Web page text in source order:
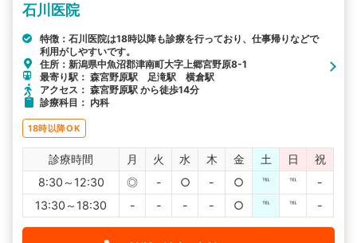
石川医院
特徴：石川医院は18時以降も診療を行っており、仕事帰りなどで
利用がしやすいです。
住所：新潟県中魚沼郡津南町大字上郷宮野原8-1
最寄り駅： 森宮野原駅 足滝駅 横倉駅
アクセス： 森宮野原駅 から徒歩14分
診療科目： 内科
18時以降OK
診療時間 月 火 水 木 金 土 日
祝
8:30～12:30
◎ - ○ - ○ ℡ ℡
-
13:30～18:30
- - - - ○ ℡ ℡ -